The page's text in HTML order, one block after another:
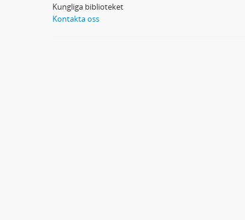
Kungliga biblioteket
Kontakta oss